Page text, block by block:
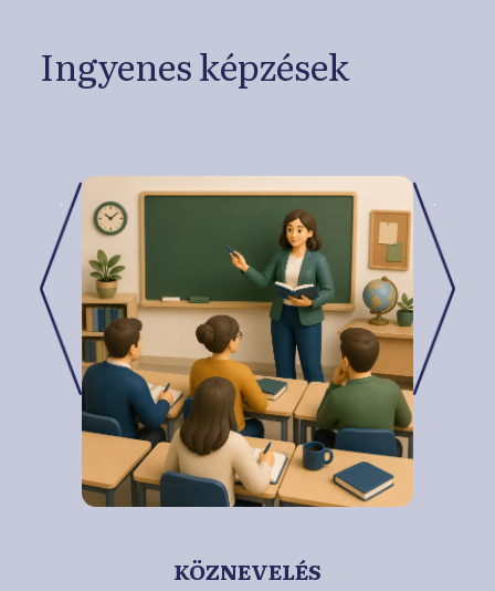
Ingyenes képzések
KÖZNEVELÉS
Previous Next